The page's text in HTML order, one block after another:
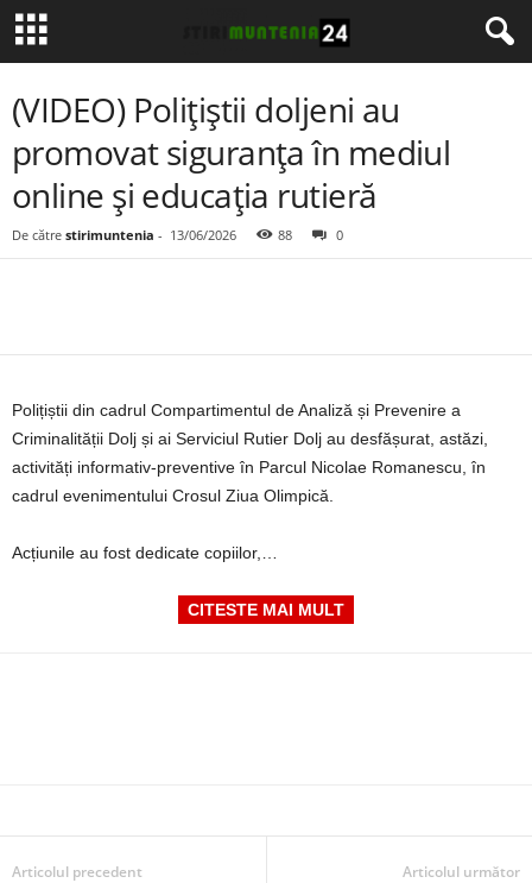
(VIDEO) Polițiștii doljeni au
promovat siguranța în mediul
online și educația rutieră
De către stirimuntenia - 13/06/2026 88 0
Polițiștii din cadrul Compartimentul de Analiză și Prevenire a
Criminalității Dolj și ai Serviciul Rutier Dolj au desfășurat, astăzi,
activități informativ-preventive în Parcul Nicolae Romanescu, în
cadrul evenimentului Crosul Ziua Olimpică.
Acțiunile au fost dedicate copiilor,…
CITESTE MAI MULT
Articolul precedent Articolul următor